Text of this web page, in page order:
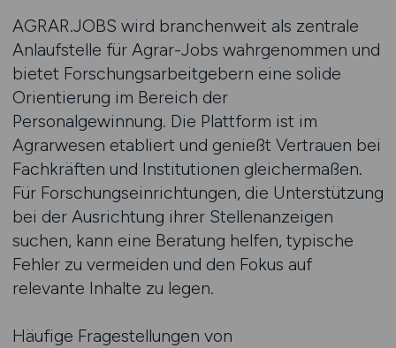
AGRAR.JOBS wird branchenweit als zentrale
Anlaufstelle für Agrar-Jobs wahrgenommen und
bietet Forschungsarbeitgebern eine solide
Orientierung im Bereich der
Personalgewinnung. Die Plattform ist im
Agrarwesen etabliert und genießt Vertrauen bei
Fachkräften und Institutionen gleichermaßen.
Für Forschungseinrichtungen, die Unterstützung
bei der Ausrichtung ihrer Stellenanzeigen
suchen, kann eine Beratung helfen, typische
Fehler zu vermeiden und den Fokus auf
relevante Inhalte zu legen.
Häufige Fragestellungen von